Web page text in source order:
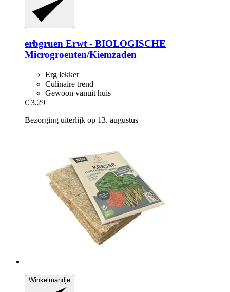
erbgruen Erwt -​ BIOLOGISCHE
Microgroenten/Kiemzaden
Erg lekker
Culinaire trend
Gewoon vanuit huis
€ 3,29
Bezorging uiterlijk op 13. augustus
Winkelmandje